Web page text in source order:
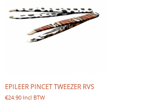
EPILEER PINCET TWEEZER RVS
€24.90 Incl BTW